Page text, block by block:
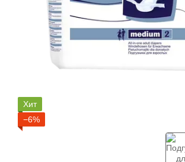
Хит
−6%